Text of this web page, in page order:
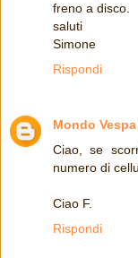
freno a disco.
saluti
Simone
Rispondi
Mondo Vespa
Ciao, se
numero di
Ciao F.
Rispondi